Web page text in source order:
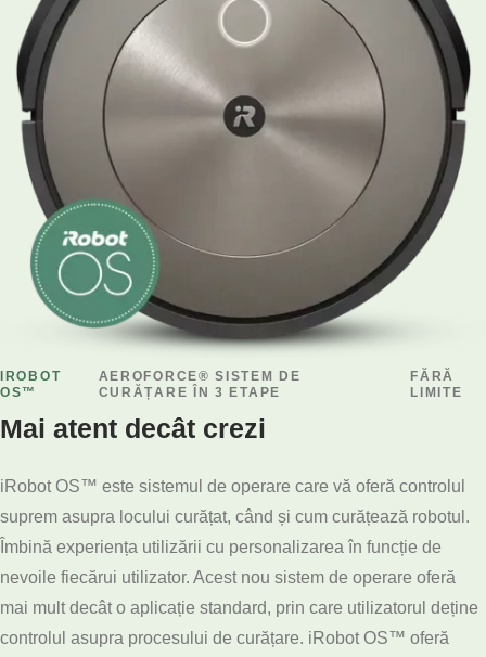
IROBOT
OS™
AEROFORCE® SISTEM DE
CURĂȚARE ÎN 3 ETAPE
FĂRĂ
LIMITE
Mai atent decât crezi
iRobot OS™ este sistemul de operare care vă oferă controlul
suprem asupra locului curățat, când și cum curățează robotul.
Îmbină experiența utilizării cu personalizarea în funcție de
nevoile fiecărui utilizator. Acest nou sistem de operare oferă
mai mult decât o aplicație standard, prin care utilizatorul deține
controlul asupra procesului de curățare. iRobot OS™ oferă